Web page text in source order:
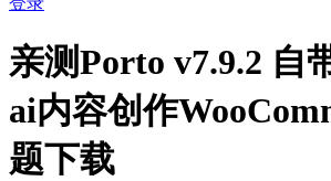
亲测Porto v7.9.2 自
ai内容创作
题下载